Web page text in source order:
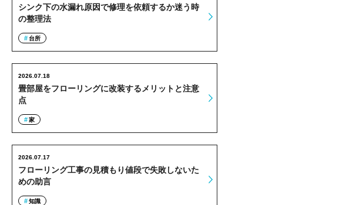
シンク下の水漏れ原因で修理を依頼するか迷う時
の整理法
台所
畳部屋をフローリングに改装するメリットと注意
点
2026.07.18
家
フローリング工事の見積もり値段で失敗しないた
めの助言
2026.07.17
知識